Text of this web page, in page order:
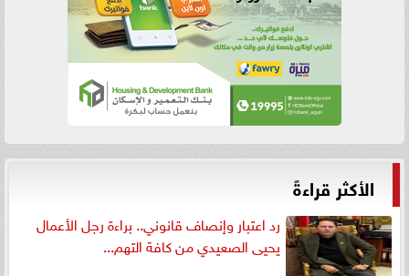
الأكثر قراءةً
رد اعتبار وإنصاف قانوني.. براءة رجل الأعمال
يحيى الصعيدي من كافة التهم...